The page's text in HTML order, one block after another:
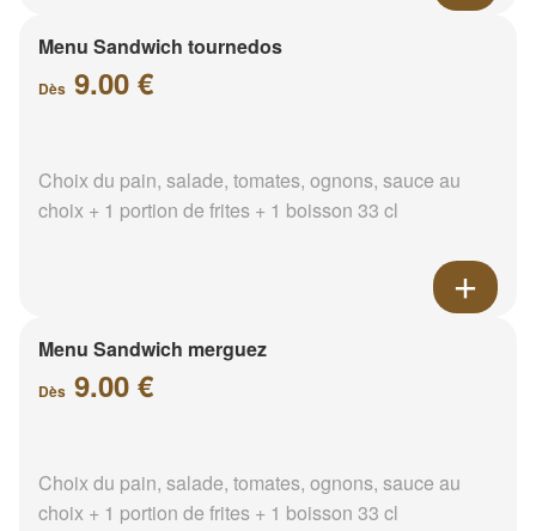
Menu Sandwich tournedos
Dès 9.00 €
Choix du pain, salade, tomates, ognons, sauce au
choix + 1 portion de frites + 1 boisson 33 cl
Menu Sandwich merguez
Dès 9.00 €
Choix du pain, salade, tomates, ognons, sauce au
choix + 1 portion de frites + 1 boisson 33 cl